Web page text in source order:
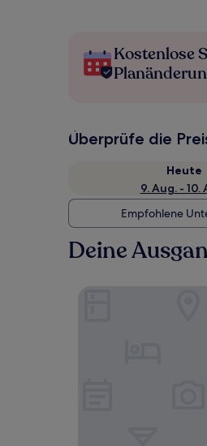
Kostenlose
Überprüfe die
Heute
9. Aug. - 10.
Empfohlene
Deine